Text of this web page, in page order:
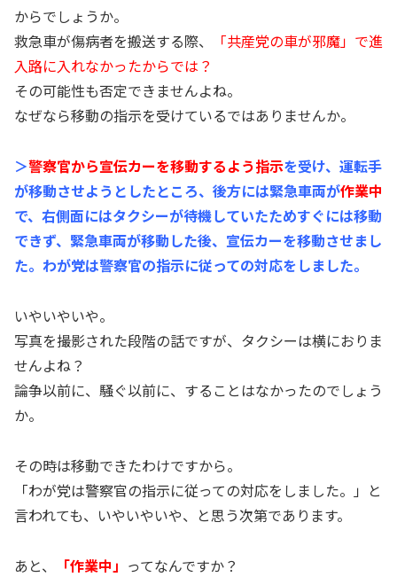
からでしょうか。
救急車が傷病者を搬送する際、
「共産党の車が邪魔」で進
入路に入れなかったからでは？
その可能性も否定できませんよね。
なぜなら移動の指示を受けているではありませんか。
＞警察官から宣伝カーを移動するよう指示を受け、運転手
が移動させようとしたところ、後方には緊急車両が作業中
で、右側面にはタクシーが待機していたためすぐには移動
できず、緊急車両が移動した後、宣伝カーを移動させまし
た。わが党は警察官の指示に従っての対応をしました。
いやいやいや。
写真を撮影された段階の話ですが、タクシーは横におりま
せんよね？
論争以前に、騒ぐ以前に、することはなかったのでしょう
か。
その時は移動できたわけですから。
「わが党は警察官の指示に従っての対応をしました。」と
言われても、いやいやいや、と思う次第であります。
あと、 「作業中」 ってなんですか？